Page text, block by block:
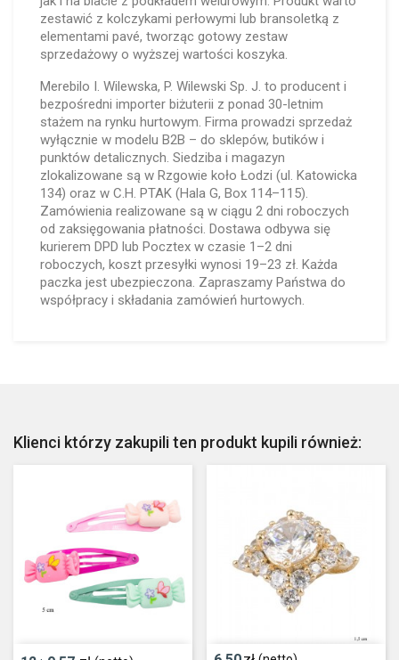
zestawić z kolczykami perłowymi lub bransoletką z
elementami pavé, tworząc gotowy zestaw
sprzedażowy o wyższej wartości koszyka.
Merebilo I. Wilewska, P. Wilewski Sp. J. to producent i
bezpośredni importer biżuterii z ponad 30-letnim
stażem na rynku hurtowym. Firma prowadzi sprzedaż
wyłącznie w modelu B2B – do sklepów, butików i
punktów detalicznych. Siedziba i magazyn
zlokalizowane są w Rzgowie koło Łodzi (ul. Katowicka
134) oraz w C.H. PTAK (Hala G, Box 114–115).
Zamówienia realizowane są w ciągu 2 dni roboczych
od zaksięgowania płatności. Dostawa odbywa się
kurierem DPD lub Pocztex w czasie 1–2 dni
roboczych, koszt przesyłki wynosi 19–23 zł. Każda
paczka jest ubezpieczona. Zapraszamy Państwa do
współpracy i składania zamówień hurtowych.
Klienci którzy zakupili ten produkt kupili również: